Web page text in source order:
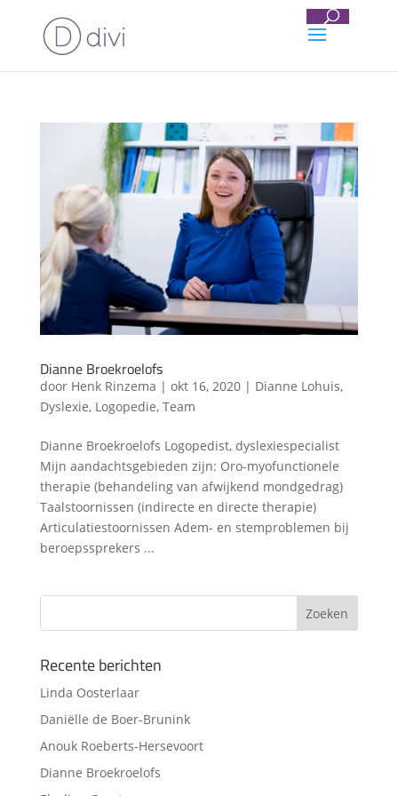
Dianne Broekroelofs
door Henk Rinzema | okt 16, 2020| Dianne Lohuis,
Dyslexie, Logopedie, Team
Dianne Broekroelofs Logopedist, dyslexiespecialist
Mijn aandachtsgebieden zijn: Oro-myofunctionele
therapie (behandeling van afwijkend mondgedrag)
Taalstoornissen (indirecte en directe therapie)
Articulatiestoornissen Adem- en stemproblemen bij
beroepssprekers ...
Recente berichten
Linda Oosterlaar
Daniëlle de Boer-Brunink
Anouk Roeberts-Hersevoort
Dianne Broekroelofs